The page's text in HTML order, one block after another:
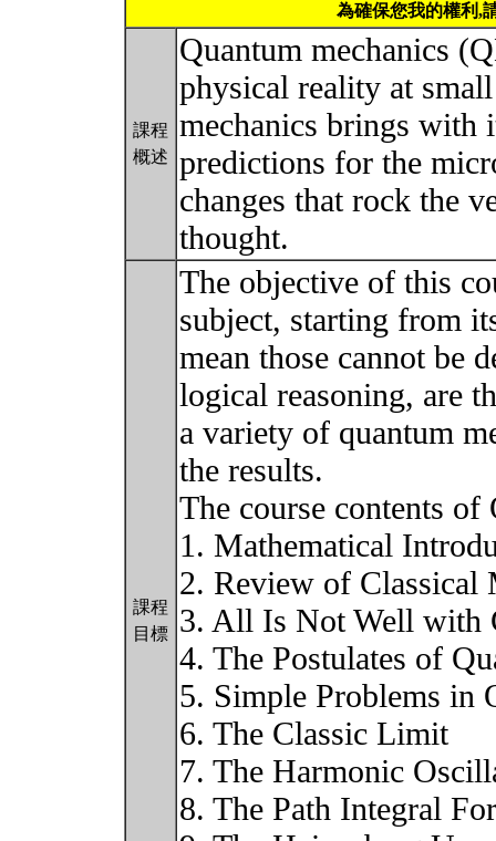
為確保您我的權利,
課程
概述
Quantum mechanics
physical reality at
mechanics brings with
predictions for the
changes that rock the
thought.
課程
目標
The objective of this
subject, starting from
mean those cannot be
logical reasoning, are
a variety of quantum
the results.
The course contents
1. Mathematical
2. Review of Classical
3. All Is Not Well with
4. The Postulates of
5. Simple Problems in
6. The Classic Limit
7. The Harmonic
8. The Path Integral